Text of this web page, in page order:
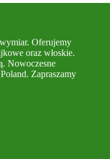
Oferujemy
oraz włoskie.
Nowoczesne
Zapraszamy